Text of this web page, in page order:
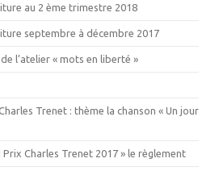
au 2 ème trimestre 2018
septembre à décembre 2017
l’atelier « mots en liberté »
Trenet : thème la chanson « Un jour
Charles Trenet 2017 » le règlement